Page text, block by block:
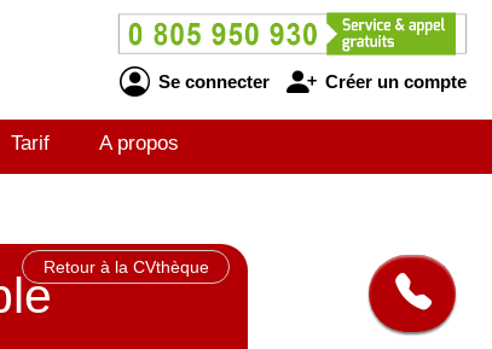
Se connecter Créer un compte
Tarif A propos
Retour à la CVthèque